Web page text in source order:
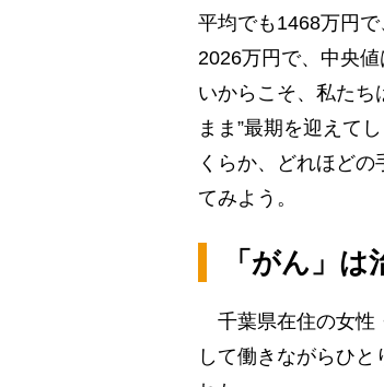
平均でも1468万円
2026万円で、中央
いからこそ、私たち
まま”最期を迎えて
くらか、どれほど
てみよう。
「がん」
千葉県在住の女性
して働きながらひ